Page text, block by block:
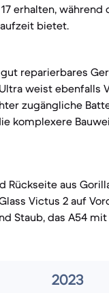
erhalten, während
bietet.
reparierbares
weist ebenfalls
zugängliche
komplexere
aus
Victus 2 auf
Staub, das A54
2023